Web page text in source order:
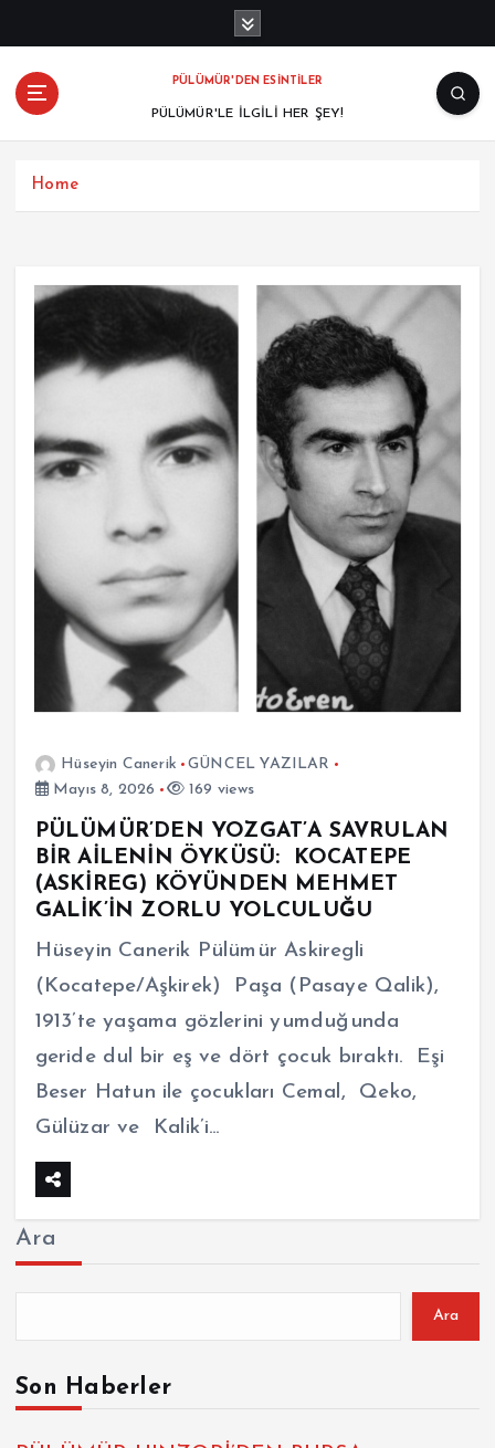
PÜLÜMÜR'DEN ESİNTİLER
PÜLÜMÜR'LE İLGİLİ HER ŞEY!
Home
Hüseyin Canerik
GÜNCEL YAZILAR
Mayıs 8, 2026
169 views
PÜLÜMÜR’DEN YOZGAT’A SAVRULAN
BİR AİLENİN ÖYKÜSÜ: KOCATEPE
(ASKİREG) KÖYÜNDEN MEHMET
GALİK’İN ZORLU YOLCULUĞU
Hüseyin Canerik Pülümür Askiregli
(Kocatepe/Aşkirek) Paşa (Pasaye Qalik),
1913’te yaşama gözlerini yumduğunda
geride dul bir eş ve dört çocuk bıraktı. Eşi
Beser Hatun ile çocukları Cemal, Qeko,
Gülüzar ve Kalik’i…
Ara
Ara
Son Haberler